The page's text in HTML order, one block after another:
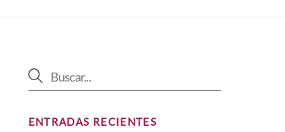
ENTRADAS RECIENTES